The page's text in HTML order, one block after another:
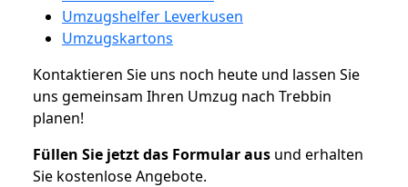
Umzugshelfer Leverkusen
Umzugskartons
Kontaktieren Sie uns noch heute und lassen Sie
uns gemeinsam Ihren Umzug nach Trebbin
planen!
Füllen Sie jetzt das Formular aus und erhalten
Sie kostenlose Angebote.